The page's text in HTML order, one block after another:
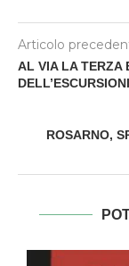
Articolo
AL VIA LA TERZA
ROSARNO,